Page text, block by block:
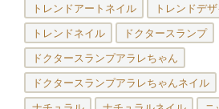
トレンドアートネイル トレンドデ
トレンドネイル ドクタースランプ
ドクタースランプアラレちゃん
ドクタースランプアラレちゃんネイル